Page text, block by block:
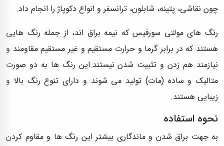
چون نقاشی، پتينه، شابلون، ترانسفر و انواع دكوپاژ را انجام داد.
رنگ های مولتی سورفیس که نیمه براق اند، از جمله رنگ هایی
هستند که در برابر گرما و حرارت مستقیم و غیر مستقیم مقاومند و
نیازمند هم زدن و تثبیت شدن نیستند.این رنگ ها به دو صورت
متاليک و ساده (مات) تولید می شوند و دارای تنوع رنگ بالا و
زیبایی هستند.
نحوه استفاده
به جهت براق شدن و ماندگاری بیشتر این رنگ ها و مقاوم کردن